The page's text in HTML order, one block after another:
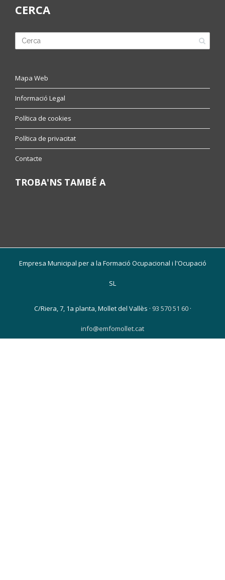
CERCA
Mapa Web
Informació Legal
Política de cookies
Política de privacitat
Contacte
TROBA'NS TAMBÉ A
Empresa Municipal per a la Formació Ocupacional i l'Ocupació
SL
C/Riera, 7, 1a planta, Mollet del Vallès · 93 570 51 60·
info@emfomollet.cat